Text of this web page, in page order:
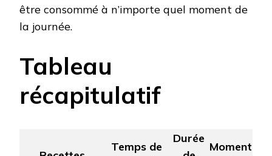
être consommé à n’importe quel moment de
la journée.
Tableau
récapitulatif
Temps de
Durée
Moment